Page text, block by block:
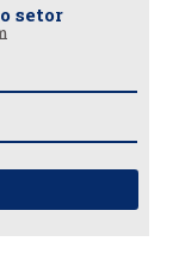
setor